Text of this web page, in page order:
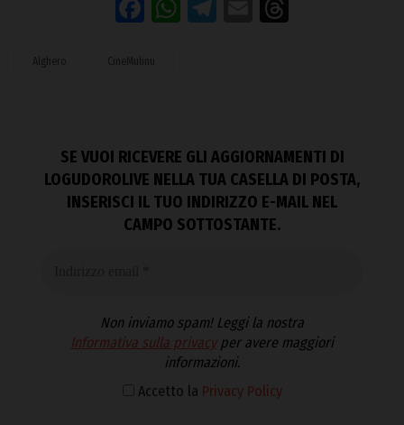
Facebook
WhatsApp
Telegram
Email
Alghero CineMulinu
SE VUOI RICEVERE GLI AGGIORNAMENTI DI
LOGUDOROLIVE NELLA TUA CASELLA DI POSTA,
INSERISCI IL TUO INDIRIZZO E-MAIL NEL
CAMPO SOTTOSTANTE.
Non inviamo spam! Leggi la nostra
Informativa sulla privacyper avere maggiori
informazioni.
Accetto la Privacy Policy